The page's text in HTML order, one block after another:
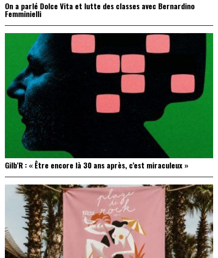
On a parlé Dolce Vita et lutte des classes avec Bernardino
Femminielli
Gilb’R : « Être encore là 30 ans après, c’est miraculeux »